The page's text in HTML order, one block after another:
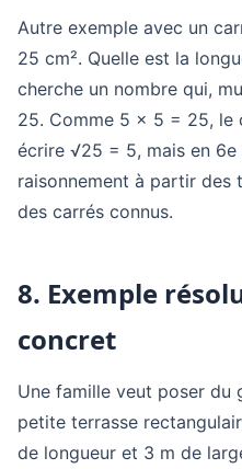
Autre exemple avec un
25 cm². Quelle est la
cherche un nombre qui,
25. Comme 5 × 5 = 25, le
écrire √25 = 5, mais en
raisonnement à partir des
des carrés connus.
8. Exemple
concret
Une famille veut poser du
petite terrasse
de longueur et 3 m de